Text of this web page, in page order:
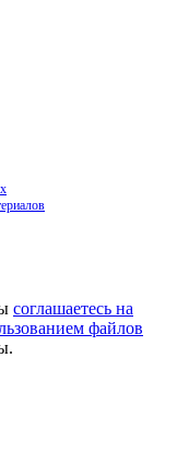
соглашаетесь на
файлов